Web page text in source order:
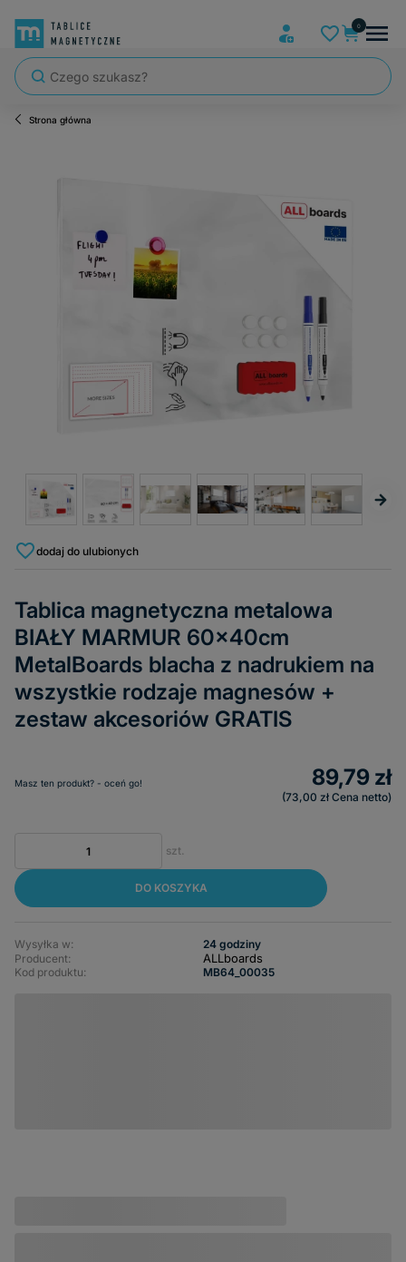
Strona główna
dodaj do ulubionych
Tablica magnetyczna metalowa
BIAŁY MARMUR 60x40cm
MetalBoards blacha z nadrukiem na
wszystkie rodzaje magnesów +
zestaw akcesoriów GRATIS
Masz ten produkt? - oceń go! 89,79 zł
73,00 zł Cena netto
szt.
DO KOSZYKA
Wysyłka w:
24 godziny
Producent:
ALLboards
Kod produktu: MB64_00035